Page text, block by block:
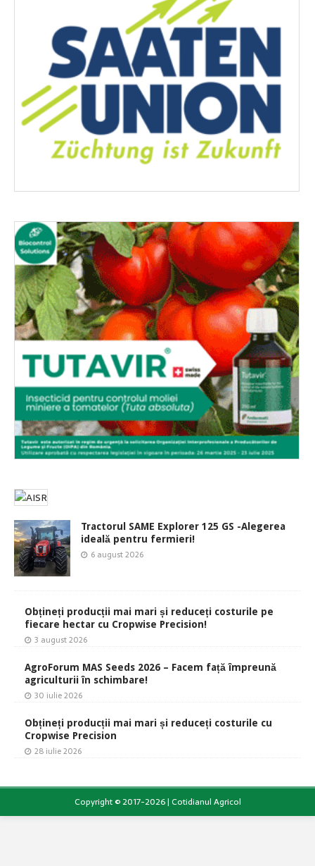
Tractorul SAME Explorer 125 GS -Alegerea
ideală pentru fermieri!
6 august 2026
Obțineți producții mai mari și reduceți costurile pe
fiecare hectar cu Cropwise Precision!
3 august 2026
AgroForum MAS Seeds 2026 – Facem față împreună
agriculturii în schimbare!
30 iulie 2026
Obțineți producții mai mari și reduceți costurile cu
Cropwise Precision
28 iulie 2026
Copyright © 2017-2026 | Cotidianul Agricol